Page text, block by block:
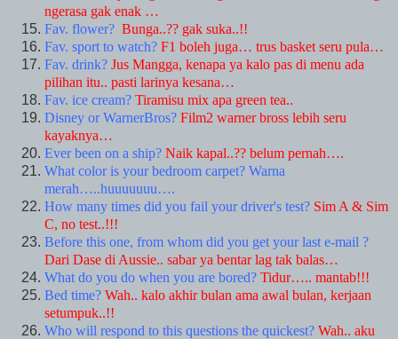
ngerasa gak enak …
Fav. flower? Bunga..?? gak suka..!!
Fav. sport to watch? F1 boleh juga… trus basket seru pula…
Fav. drink? Jus Mangga, kenapa ya kalo pas di menu ada
pilihan itu.. pasti larinya kesana…
Fav. ice cream? Tiramisu mix apa green tea..
Disney or WarnerBros? Film2 warner bross lebih seru
kayaknya…
Ever been on a ship? Naik kapal..?? belum pernah….
What color is your bedroom carpet? Warna
merah…..huuuuuuu….
How many times did you fail your driver's test? Sim A & Sim
C, no test..!!!
Before this one, from whom did you get your last e-mail ?
Dari Dase di Aussie.. sabar ya bentar lag tak balas…
What do you do when you are bored? Tidur….. mantab!!!
Bed time? Wah.. kalo akhir bulan ama awal bulan, kerjaan
setumpuk..!!
Who will respond to this questions the quickest? Wah.. aku